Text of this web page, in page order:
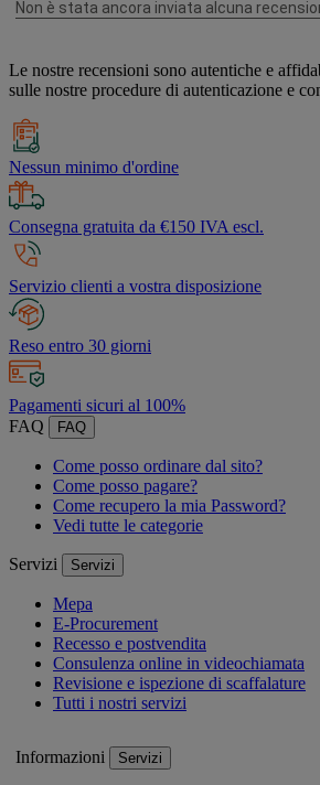
Le nostre recensioni sono autentiche e
sulle nostre procedure di autenticazione e
Nessun minimo d'ordine
Consegna gratuita da €150 IVA escl.
Servizio clienti a vostra disposizione
Reso entro 30 giorni
Pagamenti sicuri al 100%
FAQ
FAQ
Come posso ordinare dal sito?
Come posso pagare?
Come recupero la mia Password?
Vedi tutte le categorie
Servizi Servizi
Mepa
E-Procurement
Recesso e postvendita
Consulenza online in videochiamata
Revisione e ispezione di scaffalature
Tutti i nostri servizi
Informazioni Servizi